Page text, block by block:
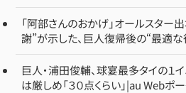
「阿部さんのおかげ」オールスター
謝”が示した、巨人復帰後の“最適
巨人・浦田俊輔、球宴最多タイの１
は厳しめ「３０点くらい」|au Webポ